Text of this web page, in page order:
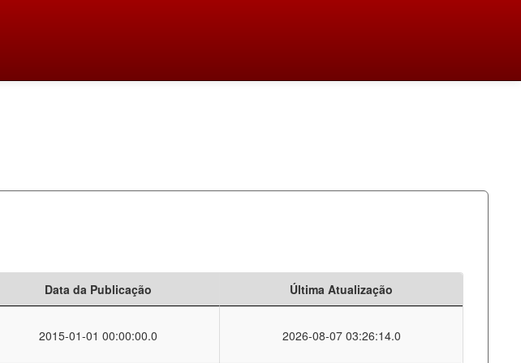
Data da Publicação Última Atualização
2015-01-01 00:00:00.0 2026-08-07 03:26:14.0